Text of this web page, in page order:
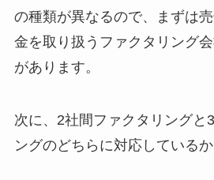
の種類が異なるので、まずは
金を取り扱うファクタリング
があります。
次に、2社間ファクタリングと
ングのどちらに対応しているか